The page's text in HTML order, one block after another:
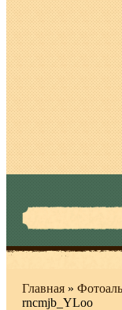
Главная »
rncmjb_YLoo